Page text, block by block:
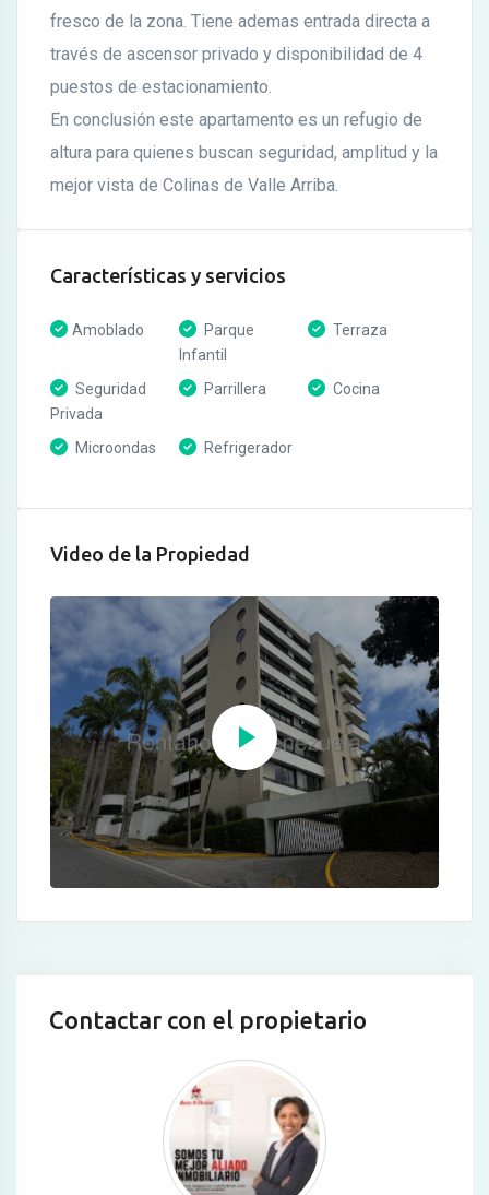
fresco de la zona. Tiene ademas entrada directa a
través de ascensor privado y disponibilidad de 4
puestos de estacionamiento.
En conclusión este apartamento es un refugio de
altura para quienes buscan seguridad, amplitud y la
mejor vista de Colinas de Valle Arriba.
Características y servicios
Amoblado
Parque
Infantil
Terraza
Seguridad
Privada
Parrillera Cocina
Microondas Refrigerador
Video de la Propiedad
Contactar con el propietario